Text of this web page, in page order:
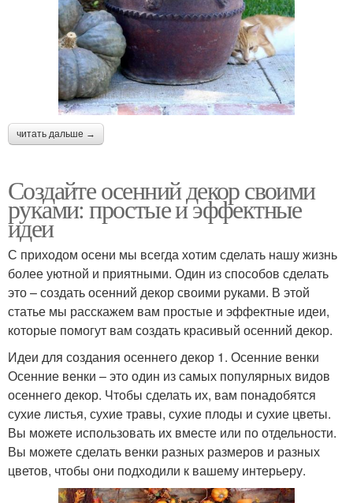
читать дальше →
Создайте осенний декор своими
руками: простые и эффектные
идеи
С приходом осени мы всегда хотим сделать нашу жизнь
более уютной и приятными. Один из способов сделать
это – создать осенний декор своими руками. В этой
статье мы расскажем вам простые и эффектные идеи,
которые помогут вам создать красивый осенний декор.
Идеи для создания осеннего декор 1. Осенние венки
Осенние венки – это один из самых популярных видов
осеннего декор. Чтобы сделать их, вам понадобятся
сухие листья, сухие травы, сухие плоды и сухие цветы.
Вы можете использовать их вместе или по отдельности.
Вы можете сделать венки разных размеров и разных
цветов, чтобы они подходили к вашему интерьеру.